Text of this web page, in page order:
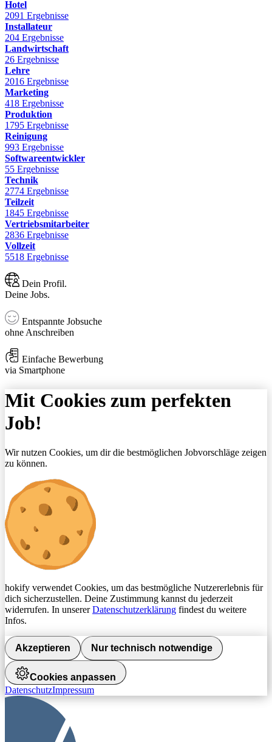
Hotel
2091 Ergebnisse
Installateur
204 Ergebnisse
Landwirtschaft
26 Ergebnisse
Lehre
2016 Ergebnisse
Marketing
418 Ergebnisse
Produktion
1795 Ergebnisse
Reinigung
993 Ergebnisse
Softwareentwickler
55 Ergebnisse
Technik
2774 Ergebnisse
Teilzeit
1845 Ergebnisse
Vertriebsmitarbeiter
2836 Ergebnisse
Vollzeit
5518 Ergebnisse
Dein Profil.
Deine Jobs.
Entspannte Jobsuche
ohne Anschreiben
Einfache Bewerbung
via Smartphone
Mit Cookies zum perfekten
Job!
Wir nutzen Cookies, um dir die bestmöglichen Jobvorschläge zeigen
zu können.
hokify verwendet Cookies, um das bestmögliche Nutzererlebnis für
dich sicherzustellen. Deine Zustimmung kannst du jederzeit
widerrufen. In unsererDatenschutzerklärung findest du weitere
Infos.
Akzeptieren Nur technisch notwendige
Cookies anpassen
DatenschutzImpressum